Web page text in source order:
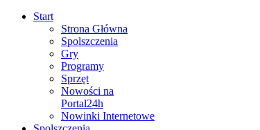
Start
Strona Główna
Spolszczenia
Gry
Programy
Sprzęt
Nowości na
Portal24h
Nowinki Internetowe